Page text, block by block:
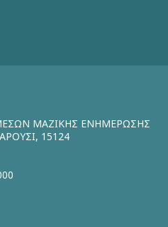
ΜΑΖΙΚΗΣ ΕΝΗΜΕΡΩΣΗΣ
15124